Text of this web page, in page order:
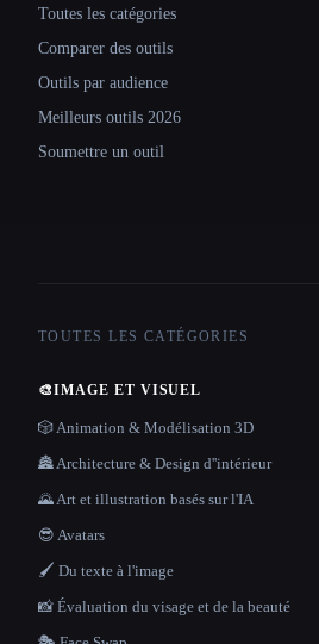
Toutes les catégories
Comparer des outils
Outils par audience
Meilleurs outils 2026
Soumettre un outil
TOUTES LES CATÉGORIES
🎨IMAGE ET VISUEL
🎲 Animation & Modélisation 3D
🏯 Architecture & Design d''intérieur
🌄 Art et illustration basés sur l'IA
😎 Avatars
🖌️ Du texte à l'image
📸 Évaluation du visage et de la beauté